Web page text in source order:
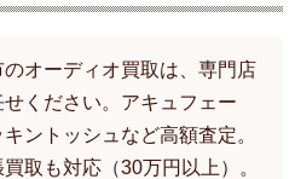
オーディオ買取は、専門店
ください。アキュフェー
ントッシュなど高額査定。
取も対応（30万円以上）。